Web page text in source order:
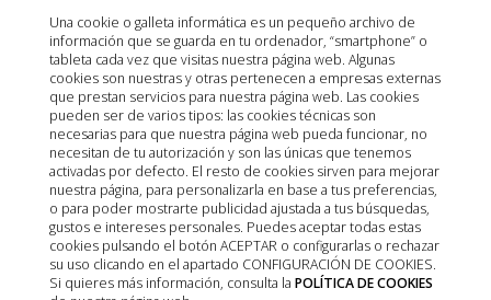
Agencia Española de Medicamentos y Productos
Sanitarios (AEMPS)
AEMPS del centro de información de medicamentos
veterinarios CIMAVET
Una cookie o galleta informática es un pequeño archivo de
información que se guarda en tu ordenador, “smartphone” o
tableta cada vez que visitas nuestra página web. Algunas
cookies son nuestras y otras pertenecen a empresas externas
que prestan servicios para nuestra página web. Las cookies
pueden ser de varios tipos: las cookies técnicas son
necesarias para que nuestra página web pueda funcionar, no
necesitan de tu autorización y son las únicas que tenemos
activadas por defecto. El resto de cookies sirven para mejorar
nuestra página, para personalizarla en base a tus preferencias,
o para poder mostrarte publicidad ajustada a tus búsquedas,
gustos e intereses personales. Puedes aceptar todas estas
cookies pulsando el botón ACEPTAR o configurarlas o rechazar
su uso clicando en el apartado CONFIGURACIÓN DE COOKIES.
Si quieres más información, consulta la POLÍTICA DE COOKIES